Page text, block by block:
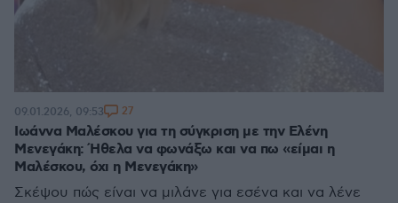
Ιωάννα Μαλέσκου για τη σύγκριση με την Ελένη
Μενεγάκη: Ήθελα να φωνάξω και να πω «είμαι η
Μαλέσκου, όχι η Μενεγάκη»
Σκέψου πώς είναι να μιλάνε για εσένα και να λένε
09.01.2026, 09:53 27